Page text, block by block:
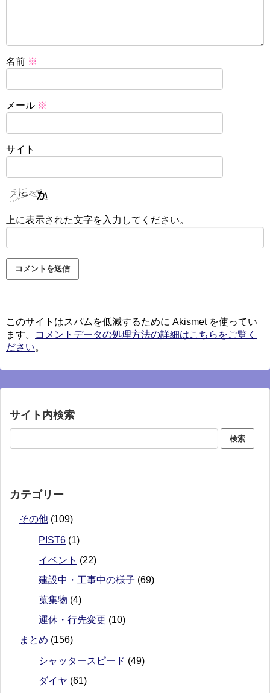
名前 ※
メール ※
サイト
上に表示された文字を入力してください。
このサイトはスパムを低減するために Akismet を使ってい
ます。
コメントデータの処理方法の詳細はこちらをご覧く
ださい。
サイト内検索
カテゴリー
その他 (109)
PIST6 (1)
イベント (22)
建設中・工事中の様子 (69)
蒐集物 (4)
運休・行先変更 (10)
まとめ (156)
シャッタースピード (49)
ダイヤ (61)